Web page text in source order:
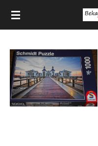
Ga
direct
hoofdinhoud